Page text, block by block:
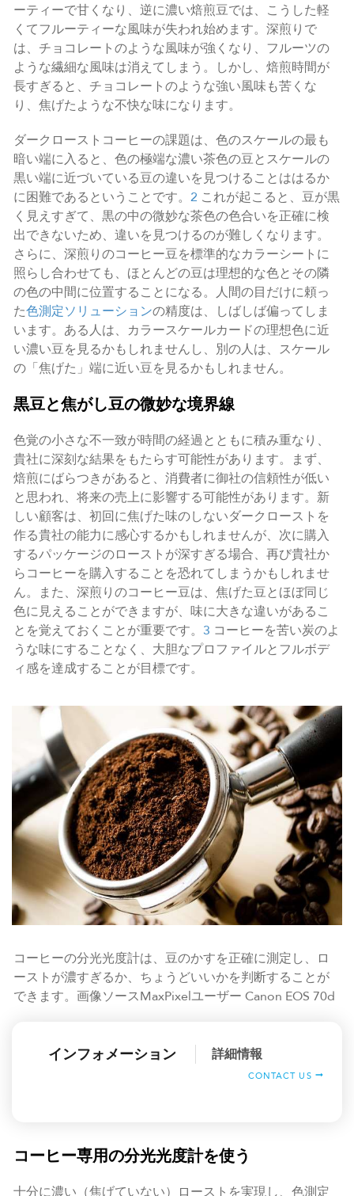
ーティーで甘くなり、逆に濃い焙煎豆では、こうした軽
くてフルーティーな風味が失われ始めます。深煎りで
は、チョコレートのような風味が強くなり、フルーツの
ような繊細な風味は消えてしまう。しかし、焙煎時間が
長すぎると、チョコレートのような強い風味も苦くな
り、焦げたような不快な味になります。
ダークローストコーヒーの課題は、色のスケールの最も
暗い端に入ると、色の極端な濃い茶色の豆とスケールの
黒い端に近づいている豆の違いを見つけることははるか
に困難であるということです。 2 これが起こると、豆が黒
く見えすぎて、黒の中の微妙な茶色の色合いを正確に検
出できないため、違いを見つけるのが難しくなります。
さらに、深煎りのコーヒー豆を標準的なカラーシートに
照らし合わせても、ほとんどの豆は理想的な色とその隣
の色の中間に位置することになる。人間の目だけに頼っ
た色測定ソリューションの精度は、しばしば偏ってしま
います。ある人は、カラースケールカードの理想色に近
い濃い豆を見るかもしれませんし、別の人は、スケール
の「焦げた」端に近い豆を見るかもしれません。
黒豆と焦がし豆の微妙な境界線
色覚の小さな不一致が時間の経過とともに積み重なり、
貴社に深刻な結果をもたらす可能性があります。まず、
焙煎にばらつきがあると、消費者に御社の信頼性が低い
と思われ、将来の売上に影響する可能性があります。新
しい顧客は、初回に焦げた味のしないダークローストを
作る貴社の能力に感心するかもしれませんが、次に購入
するパッケージのローストが深すぎる場合、再び貴社か
らコーヒーを購入することを恐れてしまうかもしれませ
ん。また、深煎りのコーヒー豆は、焦げた豆とほぼ同じ
色に見えることができますが、味に大きな違いがあるこ
とを覚えておくことが重要です。 3 コーヒーを苦い炭のよ
うな味にすることなく、大胆なプロファイルとフルボデ
ィ感を達成することが目標です。
コーヒーの分光光度計は、豆のかすを正確に測定し、ロ
ーストが濃すぎるか、ちょうどいいかを判断することが
できます。画像ソースMaxPixelユーザー Canon EOS 70d
インフォメーション 詳細情報
CONTACT US
コーヒー専用の分光光度計を使う
十分に濃い（焦げていない）ローストを実現し、色測定